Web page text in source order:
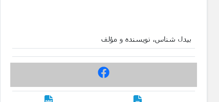
بیدل شناس، نویسنده و مؤلف